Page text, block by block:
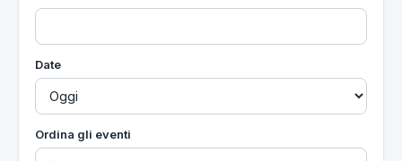
Date
Ordina gli eventi